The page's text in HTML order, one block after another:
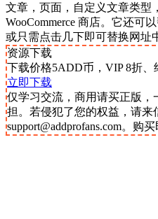
文章，页面，自定义文章类型
WooCommerce 商店。它还可
或只需点击几下即可替换网址
资源下载
下载价格5ADD币，VIP 8折
立即下载
仅学习交流，商用请买正版，
担。若侵犯了您的权益，请来
support@addprofans.com。购